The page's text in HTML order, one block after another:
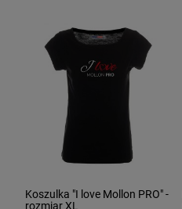
Koszulka "I love Mollon PRO" -
rozmiar XL